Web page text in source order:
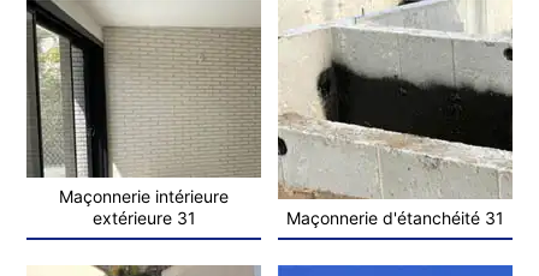
Maçonnerie intérieure
extérieure 31
Maçonnerie d'étanchéité 31